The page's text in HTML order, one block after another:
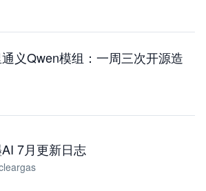
义Qwen模组：一周三次开源造
7月更新日志